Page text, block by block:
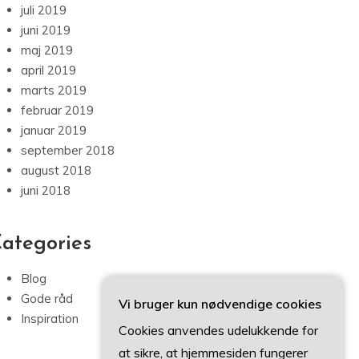
juli 2019
juni 2019
maj 2019
april 2019
marts 2019
februar 2019
januar 2019
september 2018
august 2018
juni 2018
Blog
Gode råd
Inspiration
Vi bruger kun nødvendige cookies
Cookies anvendes udelukkende for
at sikre, at hjemmesiden fungerer